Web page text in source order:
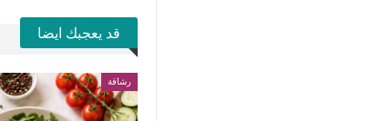
قد يعجبك ايضا
رشاقة